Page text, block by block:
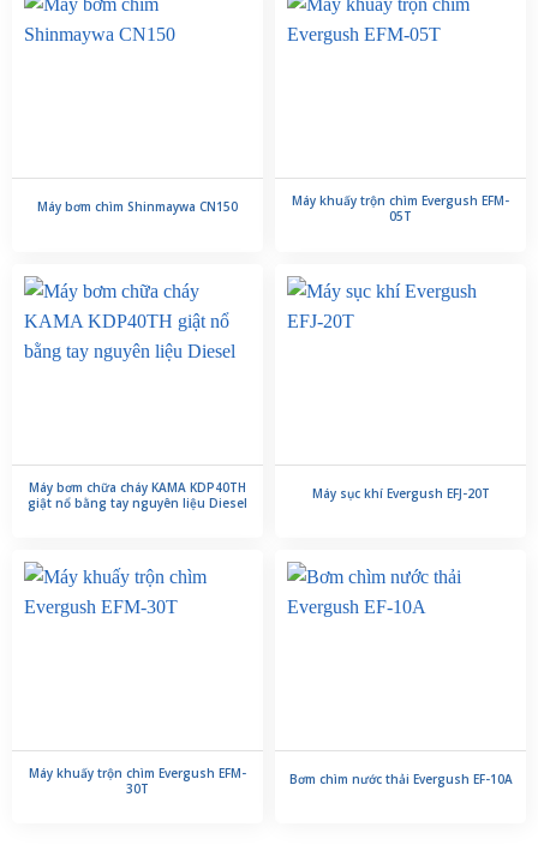
Máy bơm chìm Shinmaywa CN150
Máy khuấy trộn chìm Evergush EFM-
05T
Máy bơm chữa cháy KAMA KDP40TH
giật nổ bằng tay nguyên liệu Diesel
Máy sục khí Evergush EFJ-20T
Máy khuấy trộn chìm Evergush EFM-
30T
Bơm chìm nước thải Evergush EF-10A